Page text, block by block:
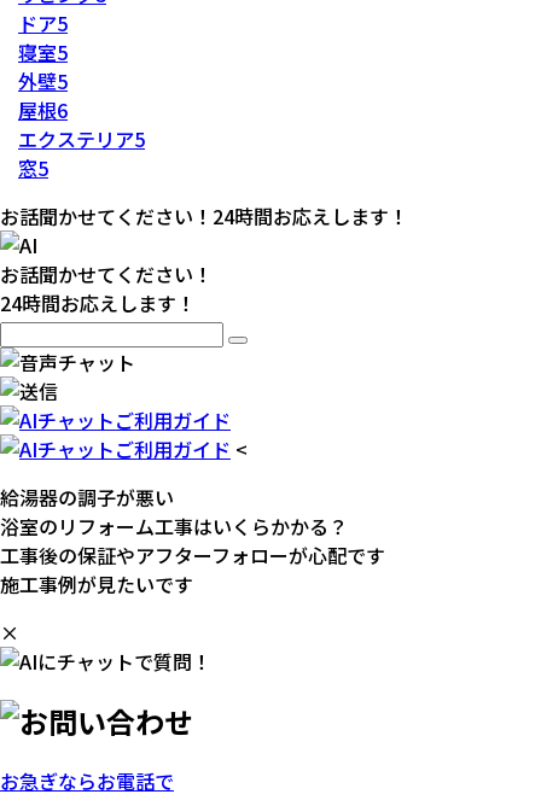
ドア5
寝室5
外壁5
屋根6
エクステリア5
窓5
お話聞かせてください！24時間お応えします！
お話聞かせてください！
24時間お応えします！
<
給湯器の調子が悪い
浴室のリフォーム工事はいくらかかる？
工事後の保証やアフターフォローが心配です
施工事例が見たいです
×
お急ぎならお電話で